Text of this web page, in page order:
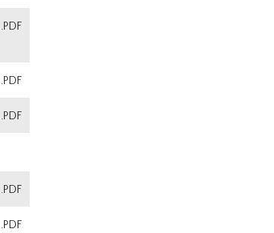
.PDF
.PDF
.PDF
.PDF
.PDF